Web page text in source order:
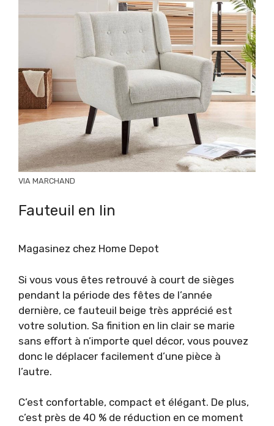
VIA MARCHAND
Fauteuil en lin
Magasinez chez Home Depot
Si vous vous êtes retrouvé à court de sièges
pendant la période des fêtes de l’année
dernière, ce fauteuil beige très apprécié est
votre solution. Sa finition en lin clair se marie
sans effort à n’importe quel décor, vous pouvez
donc le déplacer facilement d’une pièce à
l’autre.
C’est confortable, compact et élégant. De plus,
c’est près de 40 % de réduction en ce moment